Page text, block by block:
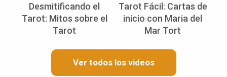
Desmitificando el
Tarot: Mitos sobre el
Tarot
Tarot Fácil: Cartas de
inicio con Maria del
Mar Tort
Ver todos los videos